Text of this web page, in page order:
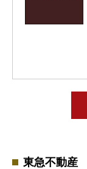
東急不動産